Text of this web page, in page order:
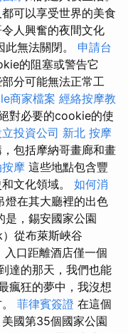
可以享受世界的美食
人興奮的夜間文化
無法關閉。 申請台
的阻塞或警告它
分可能無法正常工
商家檔案 經絡按摩教
對必要的cookie的使
投資公司 新北 按摩
包括摩納哥畫廊和畫
摩 這些地點包含豐
文化領域。 如何消
燈在其大廳裡的出色
是，錫安國家公園
從布萊斯峽谷
入口距離酒店僅一個
達的那天，我們也能
瘋狂的夢中，我沒想
菲律賓簽證 在這個
國第35個國家公園